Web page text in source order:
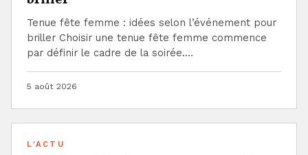
Tenue fête femme : idées selon l’événement pour
briller Choisir une tenue fête femme commence
par définir le cadre de la soirée.…
5 août 2026
L'ACTU